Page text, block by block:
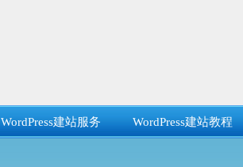
WordPress建站服务 WordPress建站教程